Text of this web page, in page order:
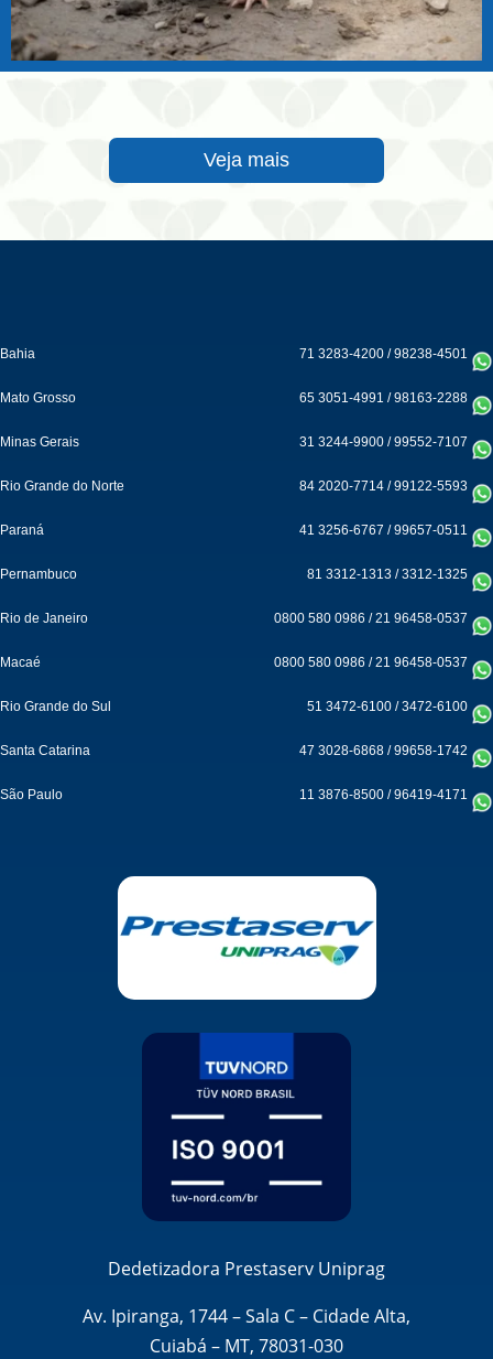
Veja mais
Bahia 71 3283-4200 /98238-4501
Mato Grosso 65 3051-4991 /98163-2288
Minas Gerais 31 3244-9900 /99552-7107
Rio Grande do Norte 84 2020-7714 /99122-5593
Paraná 41 3256-6767 /99657-0511
Pernambuco 81 3312-1313 /3312-1325
Rio de Janeiro 0800 580 0986 /21 96458-0537
Macaé 0800 580 0986 /21 96458-0537
Rio Grande do Sul 51 3472-6100 /3472-6100
Santa Catarina 47 3028-6868 /99658-1742
São Paulo 11 3876-8500 /96419-4171
Dedetizadora Prestaserv Uniprag
Av. Ipiranga, 1744 – Sala C – Cidade Alta,
Cuiabá – MT, 78031-030